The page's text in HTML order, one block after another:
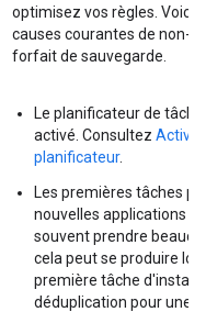
optimisez vos règles. Voici
causes courantes de non-
forfait de sauvegarde.
Le planificateur de
activé. Consultez
planificateur.
Les premières tâches
nouvelles applications
souvent prendre
cela peut se produire
première tâche
déduplication pour une